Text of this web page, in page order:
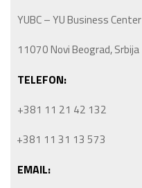
YUBC – YU Business Center
11070 Novi Beograd, Srbija
TELEFON:
+381 11 21 42 132
+381 11 31 13 573
EMAIL: